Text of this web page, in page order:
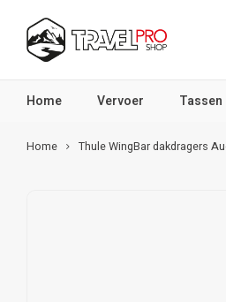
Home Vervoer Tassen
Home Thule WingBar dakdragers